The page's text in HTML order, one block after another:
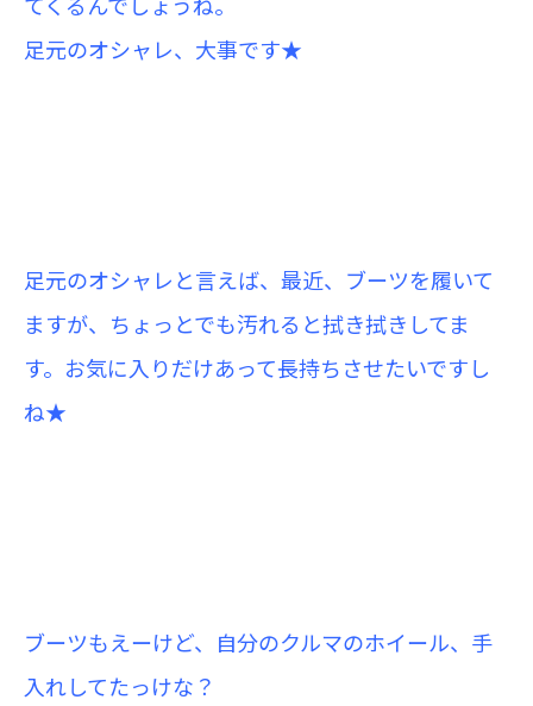
足元のオシャレ、大事です★
足元のオシャレと言えば、最近、ブーツを履いて
ますが、ちょっとでも汚れると拭き拭きしてま
す。 お気に入りだけあって長持ちさせたいですし
ね★
ブーツもえーけど、自分のクルマのホイール、手
入れしてたっけな？